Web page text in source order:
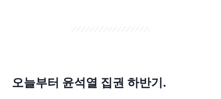
오늘부터 윤석열 집권 하반기.